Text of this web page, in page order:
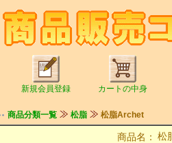
新規会員登録 カートの中身
商品分類一覧 松脂 松脂Archet
商品名： 松